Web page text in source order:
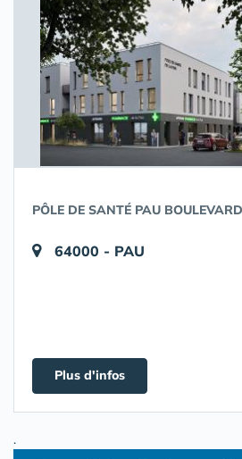
PÔLE DE SANTÉ PAU
64000 - PAU
Plus d'infos
.